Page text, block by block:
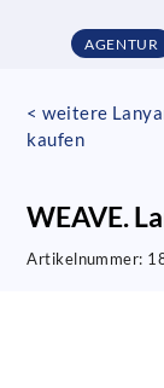
AGENTUR
< weitere
kaufen
WEAVE.
Artikelnummer: